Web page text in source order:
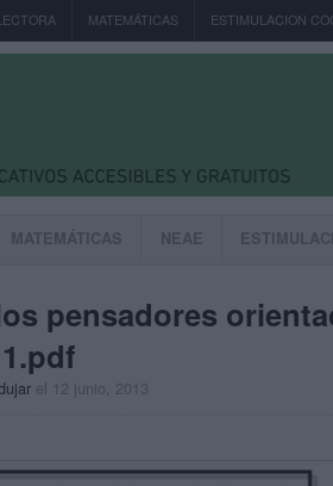
MATEMÁTICAS ESTIMULACION
MATEMÁTICAS NEAE
pensadores
el 12 junio, 2013